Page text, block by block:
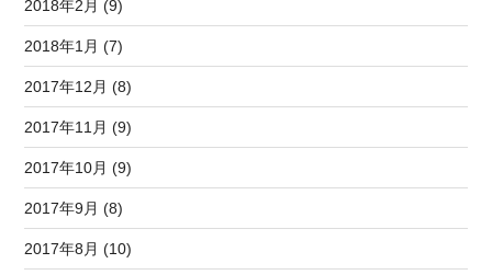
2018年2月 (9)
2018年1月 (7)
2017年12月 (8)
2017年11月 (9)
2017年10月 (9)
2017年9月 (8)
2017年8月 (10)